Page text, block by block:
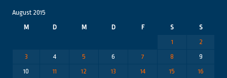
August 2015
M
D M D F S
S
1
2
3
4 5 6 7 8
9
10
11 12 13 14 15
16